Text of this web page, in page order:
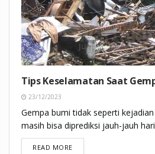
Tips Keselamatan Saat
23/12/2023
Gempa bumi tidak seperti
masih bisa diprediksi jauh-jauh
READ MOREDETAILS